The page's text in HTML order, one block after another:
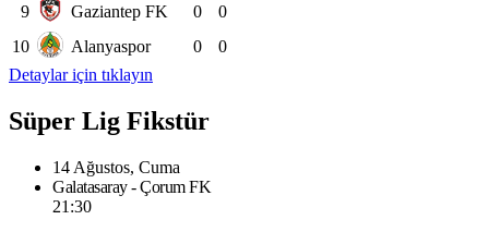
9
Gaziantep FK 0
0
10
Alanyaspor 0
0
Detaylar için tıklayın
Süper Lig Fikstür
14 Ağustos, Cuma
Galatasaray - Çorum FK
21:30